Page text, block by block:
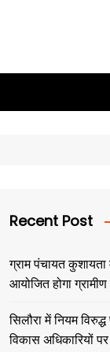
Recent Post
ग्राम पंचायत
आयोजित होगा
सिलौरा में नियम
विकास अधिकारियों